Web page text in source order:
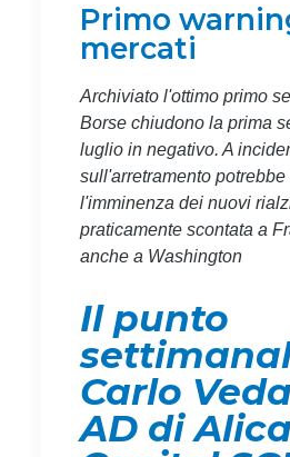
Primo
mercati
Archiviato l'ottimo primo
Borse chiudono la prima
luglio in negativo. A
sull'arretramento potrebbe
l'imminenza dei nuovi
praticamente scontata a
anche a Washington
Il punto
Carlo
AD di